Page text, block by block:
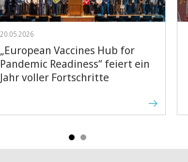
20.05.2026
„European Vaccines Hub for
Pandemic Readiness“ feiert ein
Jahr voller Fortschritte
Vorblättern